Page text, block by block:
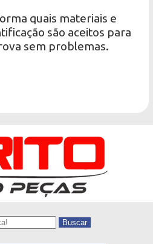
quais materiais e
são aceitos para
sem problemas.
Buscar